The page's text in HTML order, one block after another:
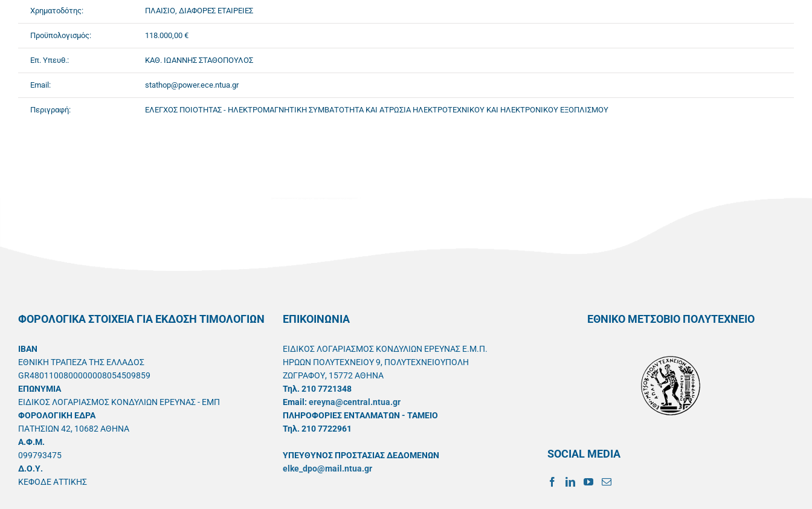
Χρηματοδότης: ΠΛΑΙΣΙΟ, ΔΙΑΦΟΡΕΣ ΕΤΑΙΡΕΙΕΣ
Προϋπολογισμός: 118.000,00 €
Επ. Υπευθ.: ΚΑΘ. ΙΩΑΝΝΗΣ ΣΤΑΘΟΠΟΥΛΟΣ
Email: stathop@power.ece.ntua.gr
Περιγραφή: ΕΛΕΓΧΟΣ ΠΟΙΟΤΗΤΑΣ - ΗΛΕΚΤΡΟΜΑΓΝΗΤΙΚΗ ΣΥΜΒΑΤΟΤΗΤΑ ΚΑΙ ΑΤΡΩΣΙΑ ΗΛΕΚΤΡΟΤΕΧΝΙΚΟΥ ΚΑΙ ΗΛΕΚΤΡΟΝΙΚΟΥ ΕΞΟΠΛΙΣΜΟΥ
ΦΟΡΟΛΟΓΙΚΑ ΣΤΟΙΧΕΙΑ ΓΙΑ ΕΚΔΟΣΗ ΤΙΜΟΛΟΓΙΩΝ
IBAN
ΕΘΝΙΚΗ ΤΡΑΠΕΖΑ ΤΗΣ ΕΛΛΑΔΟΣ
GR4801100800000008054509859
ΕΠΩΝΥΜΙΑ
ΕΙΔΙΚΟΣ ΛΟΓΑΡΙΑΣΜΟΣ ΚΟΝΔΥΛΙΩΝ ΕΡΕΥΝΑΣ - ΕΜΠ
ΦΟΡΟΛΟΓΙΚΗ ΕΔΡΑ
ΠΑΤΗΣΙΩΝ 42, 10682 ΑΘΗΝΑ
A.Φ.Μ.
099793475
Δ.Ο.Υ.
ΚΕΦΟΔΕ ΑΤΤΙΚΗΣ
ΕΠΙΚΟΙΝΩΝΙΑ
ΕΙΔΙΚΟΣ ΛΟΓΑΡΙΑΣΜΟΣ ΚΟΝΔΥΛΙΩΝ ΕΡΕΥΝΑΣ Ε.Μ.Π.
ΗΡΩΩΝ ΠΟΛΥΤΕΧΝΕΙΟΥ 9, ΠΟΛΥΤΕΧΝΕΙΟΥΠΟΛΗ
ΖΩΓΡΑΦΟΥ, 15772 ΑΘΗΝΑ
Τηλ. 210 7721348
Email: ereyna@central.ntua.gr
ΠΛΗΡΟΦΟΡΙΕΣ ΕΝΤΑΛΜΑΤΩΝ - ΤΑΜΕΙΟ
Τηλ. 210 7722961
ΥΠΕΥΘYΝΟΣ ΠΡΟΣΤΑΣΙΑΣ ΔΕΔΟΜΕΝΩΝ
elke_dpo@mail.ntua.gr
ΕΘΝΙΚΟ ΜΕΤΣΟΒΙΟ ΠΟΛΥΤΕΧΝΕΙΟ
SOCIAL MEDIA